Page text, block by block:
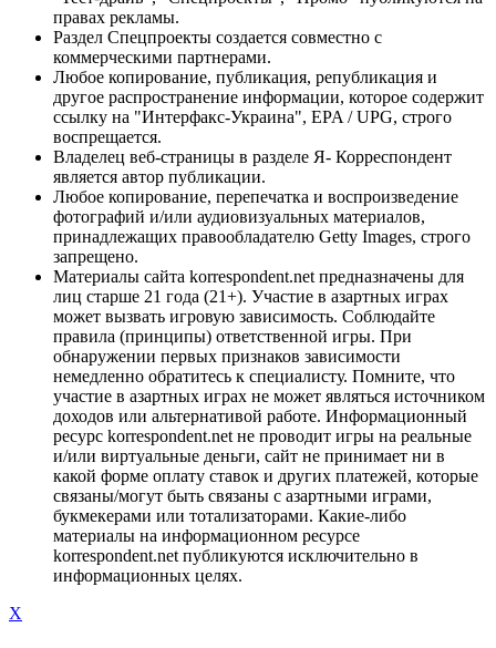
правах рекламы.
Раздел Спецпроекты создается совместно с
коммерческими партнерами.
Любое копирование, публикация, републикация и
другое распространение информации, которое содержит
ссылку на "Интерфакс-Украина", EPA / UPG, строго
воспрещается.
Владелец веб-страницы в разделе Я- Корреспондент
является автор публикации.
Любое копирование, перепечатка и воспроизведение
фотографий и/или аудиовизуальных материалов,
принадлежащих правообладателю Getty Images, строго
запрещено.
Материалы сайта korrespondent.net предназначены для
лиц старше 21 года (21+). Участие в азартных играх
может вызвать игровую зависимость. Соблюдайте
правила (принципы) ответственной игры. При
обнаружении первых признаков зависимости
немедленно обратитесь к специалисту. Помните, что
участие в азартных играх не может являться источником
доходов или альтернативой работе. Информационный
ресурс korrespondent.net не проводит игры на реальные
и/или виртуальные деньги, сайт не принимает ни в
какой форме оплату ставок и других платежей, которые
связаны/могут быть связаны с азартными играми,
букмекерами или тотализаторами. Какие-либо
материалы на информационном ресурсе
korrespondent.net публикуются исключительно в
информационных целях.
X